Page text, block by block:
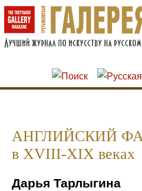
Перейти к основному
Skip to search
АНГЛИЙСКИЙ
в XVIII-XIX веках
Дарья Тарлыгина